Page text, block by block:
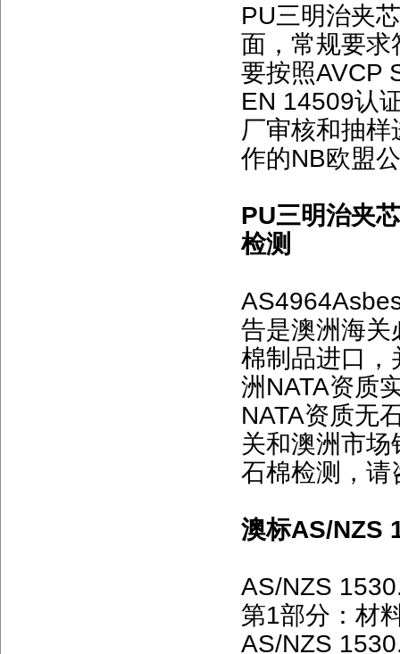
PU三明治夹
面，常规要
要按照AVCP
EN 14509认
厂审核和抽
作的NB欧盟
PU三明治夹
检测
告是澳洲海关
棉制品进口，
洲NATA资质
NATA资质无
关和澳洲市
石棉检测，请
澳标AS/NZS
AS/NZS
第1部分：材
AS/NZS